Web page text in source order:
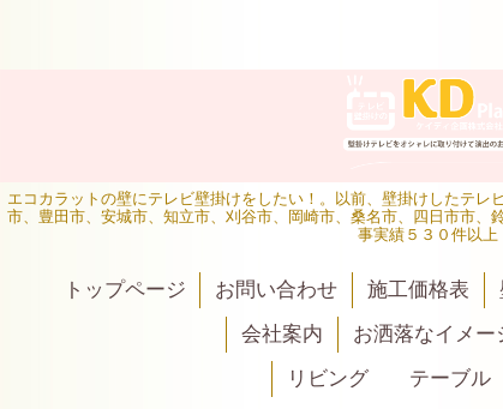
エコカラットの壁にテレビ壁掛けをしたい！。以前、壁掛けしたテ
市、豊田市、安城市、知立市、刈谷市、岡崎市、桑名市、四日市
事実績５３０件以
トップページ お問い合わせ 施工価格表
会社案内
お洒落なイメー
リビング テーブ